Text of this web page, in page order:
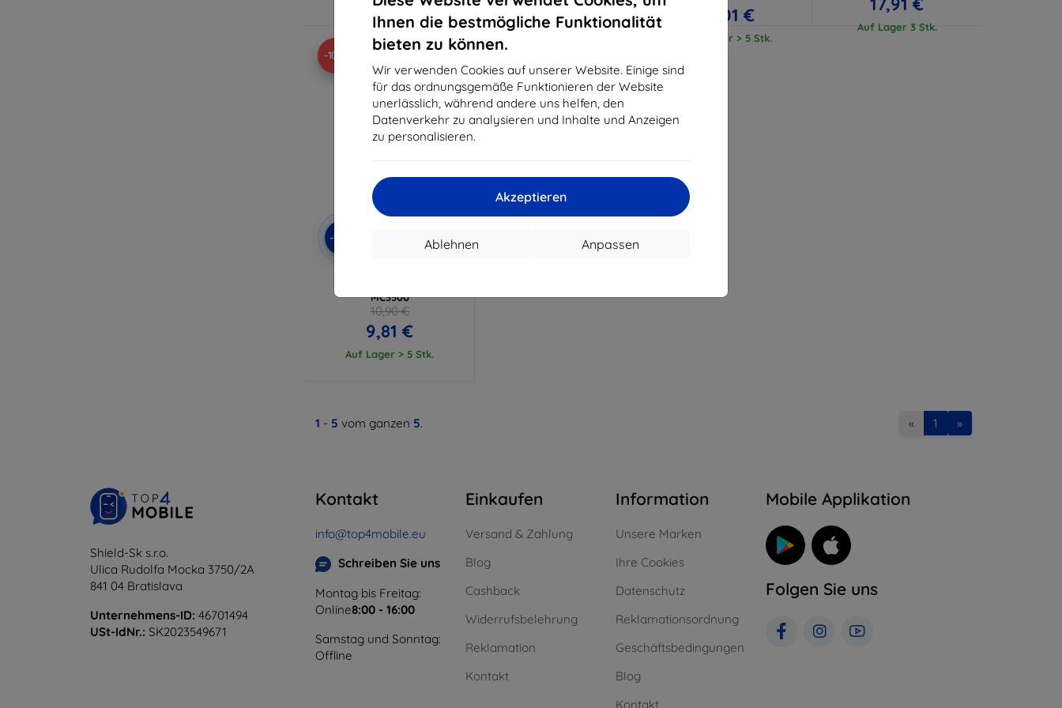
Ihnen die bestmögliche Funktionalität
bieten zu können.
Wir verwenden Cookies auf unserer Website. Einige sind
für das ordnungsgemäße Funktionieren der Website
unerlässlich, während andere uns helfen, den
Datenverkehr zu analysieren und Inhalte und Anzeigen
zu personalisieren.
Akzeptieren
Anpassen
Ablehnen
Auf Lager > 5 Stk. Auf Lager > 5 Stk.
17,01 €
Auf Lager > 5 Stk.
Auf Lager 3 Stk.
-10%
-10% EXTRA10
MC3300
10,90 €
9,81 €
Auf Lager > 5 Stk.
1 - 5 vom ganzen 5. « 1 »
Shield-Sk s.r.o.
Ulica Rudolfa Mocka 3750/2A
841 04 Bratislava
Unternehmens-ID: 46701494
USt-IdNr.: SK2023549671
Kontakt
info@top4mobile.eu
Schreiben Sie uns
Montag bis Freitag:
Online8:00 - 16:00
Samstag und Sonntag:
Offline
Einkaufen
Versand & Zahlung
Blog
Cashback
Widerrufsbelehrung
Reklamation
Kontakt
Information
Unsere Marken
Ihre Cookies
Datenschutz
Reklamationsordnung
Geschäftsbedingungen
Blog
Kontakt
Mobile Applikation
Folgen Sie uns